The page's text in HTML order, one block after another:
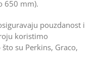
650 mm).
pouzdanost i
koristimo
su Perkins, Graco,